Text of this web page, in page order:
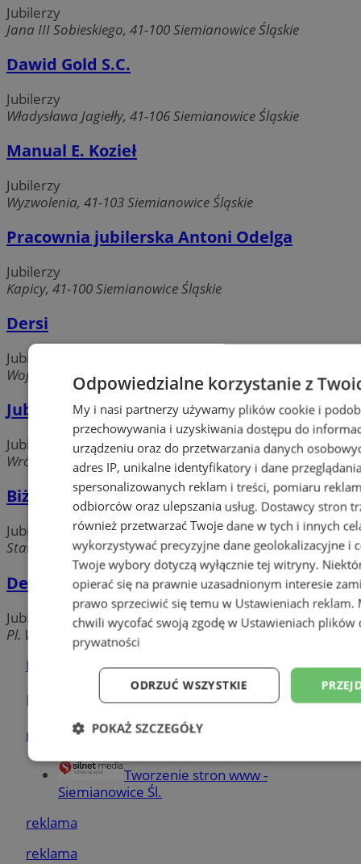
Jubilerzy
Jana III Sobieskiego, 41-100 Siemianowice Śląskie
Dawid Gold S.C.
Jubilerzy
Władysława Jagiełły, 41-106 Siemianowice Śląskie
Manual E. Kozieł
Jubilerzy
Wyzwolenia, 41-103 Siemianowice Śląskie
Pracownia jubilerska Antoni Odelga
Jubilerzy
Kapicy, 41-100 Siemianowice Śląskie
Dersi
Jubilerzy
Wojska Polskiego, 41-100 Siemianowice Śląskie
Jubilerstwo Mirosław Szczepański
Jubilerzy
Wróblewskiego, 41-100 Siemianowice Śląskie
Biżuteria Marzena Kostrzewska
Jubilerzy
Stawowa, 41-103 Siemianowice Śląskie
Dersi
Jubilerzy
Pl. Wolności, 41-100 Siemianowice Śląskie
Dodaj firmę
Pozostałe firmy w kategorii
reklama
Tworzenie stron www -
Siemianowice Śl.
reklama
reklama
Odpowiedzialne korzystanie z
My i nasi partnerzy używamy plików cookie i
przechowywania i uzyskiwania dostępu do
urządzeniu oraz do przetwarzania danych
adres IP, unikalne identyfikatory i dane
spersonalizowanych reklam i treści, pomiaru
odbiorców oraz ulepszania usług. Dostawcy stron
również przetwarzać Twoje dane w tych i innych
wykorzystywać precyzyjne dane geolokalizacyjne i
Twoje wybory dotyczą wyłącznie tej witryny.
opierać się na prawnie uzasadnionym interesie
prawo sprzeciwić się temu w Ustawieniach reklam.
chwili wycofać swoją zgodę w Ustawieniach plików
prywatności
ODRZUĆ WSZYSTKIE
POKAŻ SZCZEGÓŁY
Niezbędne Wydajność